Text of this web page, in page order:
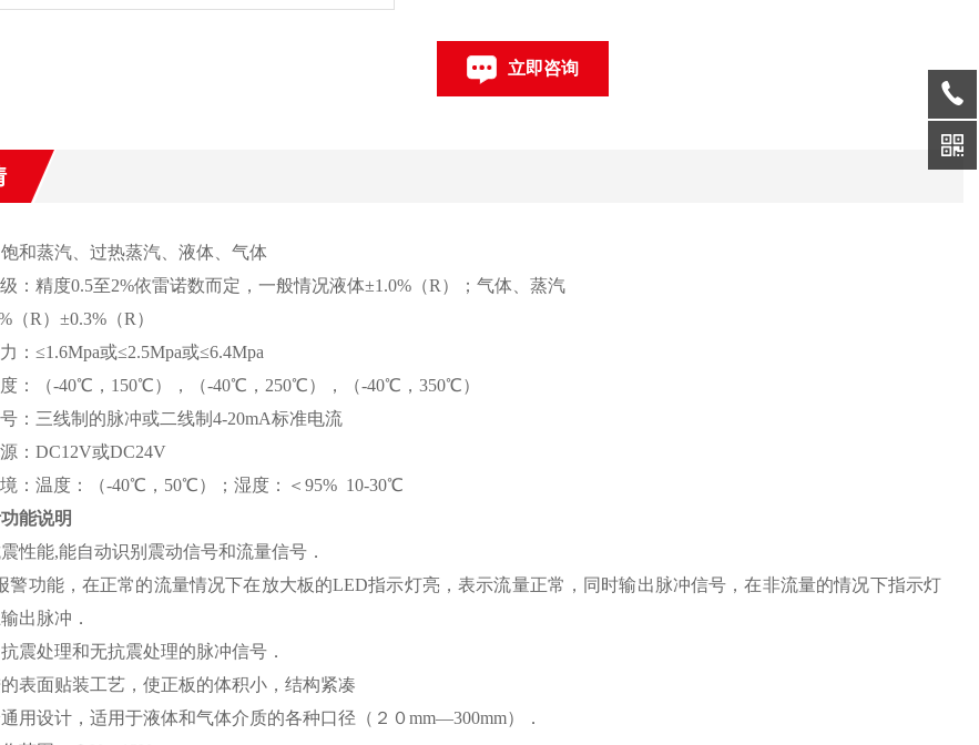
立即咨询
和蒸汽、过热蒸汽、液体、气体
精度0.5至2%依雷诺数而定，一般情况液体±1.0%（R）；气体、蒸汽
）±0.3%（R）
≤1.6Mpa或≤2.5Mpa或≤6.4Mpa
（-40℃，150℃），（-40℃，250℃），（-40℃，350℃）
三线制的脉冲或二线制4-20mA标准电流
DC12V或DC24V
温度：（-40℃，50℃）；湿度：＜95% 10-30℃
能说明
性能,能自动识别震动信号和流量信号．
警功能，在正常的流量情况下在放大板的LED指示灯亮，表示流量正常，同时输出脉冲信号，在非流量的情况下指示灯
出脉冲．
震处理和无抗震处理的脉冲信号．
表面贴装工艺，使正板的体积小，结构紧凑
用设计，适用于液体和气体介质的各种口径（２０mm—300mm）．